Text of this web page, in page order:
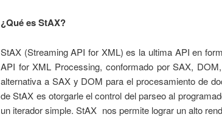
¿Qué es StAX?
StAX (Streaming API for XML) es la ultima API en
API for XML Processing, conformado por SAX,
alternativa a SAX y DOM para el procesamiento de
de StAX es otorgarle el control del parseo al
un iterador simple. StAX nos permite lograr un alto